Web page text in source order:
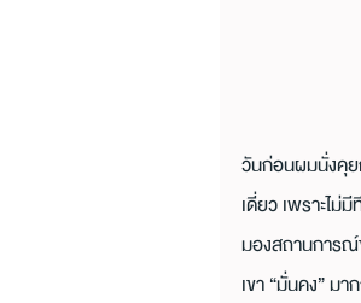
วันก่อนผมนั่งคุย
เดี่ยว เพราะไม่
มองสถานการณ์
เขา “มั่นคง” ม